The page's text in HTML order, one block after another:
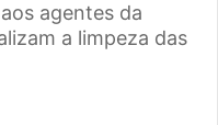
agentes da
a limpeza das